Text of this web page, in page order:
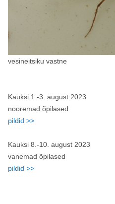
vesineitsiku vastne
Kauksi 1.-3. august 2023
nooremad õpilased
pildid >>
Kauksi 8.-10. august 2023
vanemad õpilased
pildid >>